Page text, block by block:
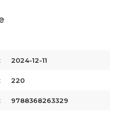
2024-12-11
220
9788368263329